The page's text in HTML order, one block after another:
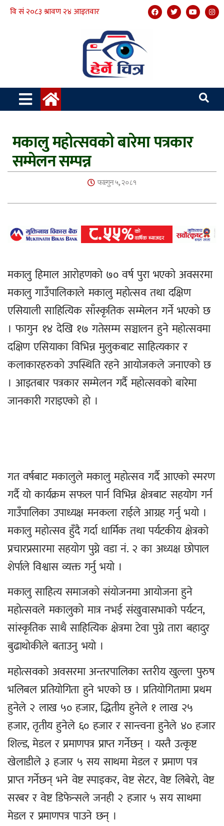
मकालु महोत्सवको बारेमा पत्रकार
सम्मेलन सम्पन्न
फाल्गुन ५, २०८१
मकालु हिमाल आरोहणको ७० वर्ष पुरा भएको अवसरमा
मकालु गाउँपालिकाले मकालु महोत्सव तथा दक्षिण
एसियाली साहित्यिक साँस्कृतिक सम्मेलन गर्ने भएको छ
। फागुन १४ देखि १७ गतेसम्म सञ्चालन हुने महोत्सवमा
दक्षिण एसियाका विभिन्न मुलुकबाट साहित्यकार र
कलाकारहरुको उपस्थिति रहने आयोजकले जनाएको छ
। आइतबार पत्रकार सम्मेलन गर्दै महोत्सवको बारेमा
जानकारी गराइएको हो ।
गत वर्षबाट मकालुले मकालु महोत्सव गर्दै आएको स्मरण
गर्दै यो कार्यक्रम सफल पार्न विभिन्न क्षेत्रबाट सहयोग गर्न
गाउँपालिका उपाध्यक्ष मनकला राईले आग्रह गर्नु भयो ।
मकालु महोत्सव हुँदै गर्दा धार्मिक तथा पर्यटकीय क्षेत्रको
प्रचारप्रसारमा सहयोग पुग्ने वडा नं. २ का अध्यक्ष छोपाल
शेर्पाले विश्वास व्यक्त गर्नु भयो ।
मकालु साहित्य समाजको संयोजनमा आयोजना हुने
महोत्सवले मकालुको मात्र नभई संखुवासभाको पर्यटन,
सांस्कृतिक साथै साहित्यिक क्षेत्रमा टेवा पुग्ने तारा बहादुर
बुढाथोकीले बताउनु भयो ।
महोत्सवको अवसरमा अन्तरपालिका स्तरीय खुल्ला पुरुष
भलिबल प्रतियोगिता हुने भएको छ । प्रतियोगितामा प्रथम
हुनेले २ लाख ५० हजार, द्धितीय हुनेले १ लाख २५
हजार, तृतीय हुनेले ६० हजार र सान्त्वना हुनेले ४० हजार
शिल्ड, मेडल र प्रमाणपत्र प्राप्त गर्नेछन् । यस्तै उत्कृष्ट
खेलाडीले ३ हजार ५ सय साथमा मेडल र प्रमाण पत्र
प्राप्त गर्नेछन् भने वेष्ट स्पाइकर, वेष्ट सेटर, वेष्ट लिबेरो, वेष्ट
सरबर र वेष्ट डिफेन्सले जनही २ हजार ५ सय साथमा
मेडल र प्रमाणपत्र पाउने छन् ।